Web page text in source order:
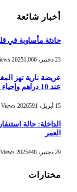
أخبار شائعة
حادثة مأساوية في
23 دجنبر، 2025 1,066
عريضة نارية تهز
عند 10 دراهم وإحياء سامير
15 أبريل، 2026 591
Views
الداخلة: حالة
العمر
29 دجنبر، 2025 448
Views
مختارات